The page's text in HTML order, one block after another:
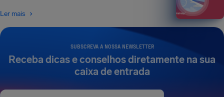
SUBSCREVA A NOSSA NEWSLETTER
Receba dicas e conselhos diretamente na sua
caixa de entrada
Ler mais